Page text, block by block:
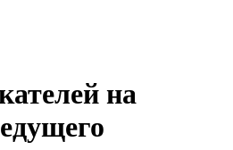
на